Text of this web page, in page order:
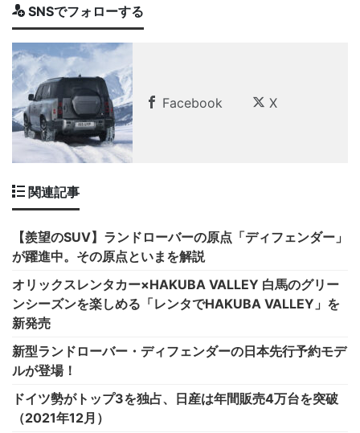
SNSでフォローする
Facebook X
関連記事
【羨望のSUV】ランドローバーの原点「ディフェンダー」
が躍進中。その原点といまを解説
オリックスレンタカー×HAKUBA VALLEY 白馬のグリー
ンシーズンを楽しめる「レンタでHAKUBA VALLEY」を
新発売
新型ランドローバー・ディフェンダーの日本先行予約モデ
ルが登場！
ドイツ勢がトップ3を独占、日産は年間販売4万台を突破
（2021年12月）